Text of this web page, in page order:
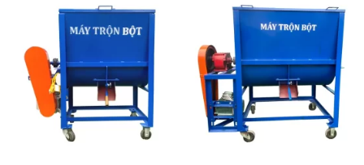
33,736,500₫